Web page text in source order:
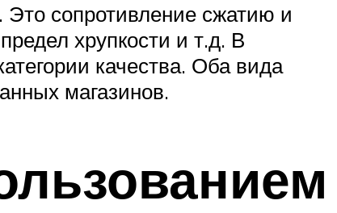
Это сопротивление сжатию и
хрупкости и т.д. В
качества. Оба вида
магазинов.